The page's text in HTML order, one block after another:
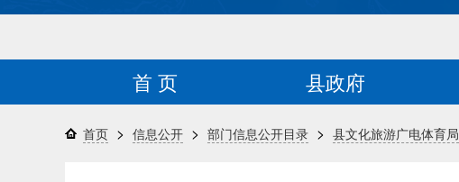
首 页 县政府
首页 > 信息公开 > 部门信息公开目录 > 县文化旅游广电体育局